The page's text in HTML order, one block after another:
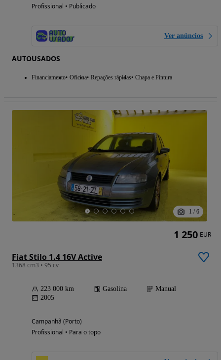
Profissional • Publicado
Ver anúncios
AUTOUSADOS
Financiamento Oficina Repações rápidas Chapa e Pintura
1 / 6
Fiat Stilo 1.4 16V Active
1368 cm3 • 95 cv
223 000 km Gasolina
Manual
2005
Campanhã (Porto)
Profissional • Para o topo
1 250 EUR